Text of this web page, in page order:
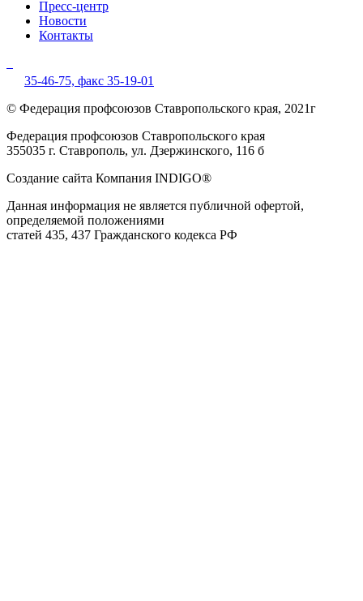
Пресс-центр
Новости
Контакты
35-46-75, факс 35-19-01
© Федерация профсоюзов Ставропольского края, 2021г
Федерация профсоюзов Ставропольского края
355035 г. Ставрополь, ул. Дзержинского, 116 б
Создание сайта Компания INDIGO®
Данная информация не является публичной офертой,
определяемой положениями
статей 435, 437 Гражданского кодекса РФ